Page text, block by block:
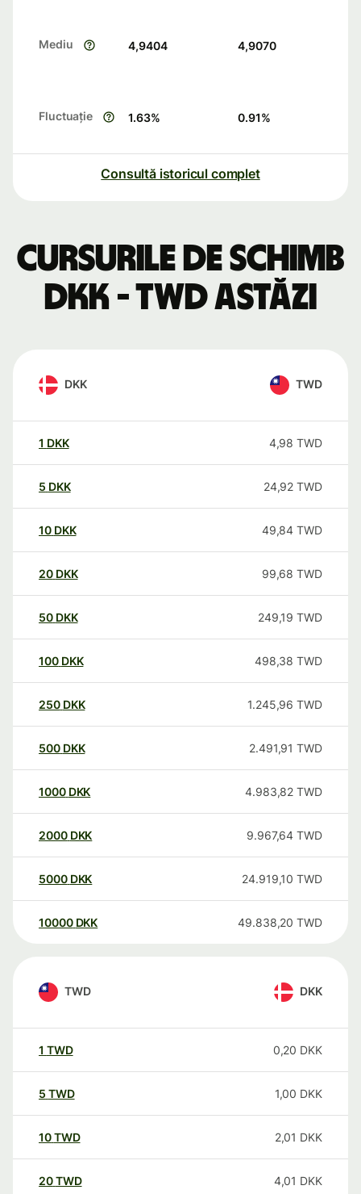
Mediu 4,9404 4,9070
Fluctuație 1.63% 0.91%
Consultă istoricul complet
Cursurile de schimb
DKK - TWD astăzi
DKK TWD
1 DKK 4,98 TWD
5 DKK 24,92 TWD
10 DKK 49,84 TWD
20 DKK 99,68 TWD
50 DKK 249,19 TWD
100 DKK 498,38 TWD
250 DKK 1.245,96 TWD
500 DKK 2.491,91 TWD
1000 DKK 4.983,82 TWD
2000 DKK 9.967,64 TWD
5000 DKK 24.919,10 TWD
10000 DKK 49.838,20 TWD
TWD DKK
1 TWD 0,20 DKK
5 TWD 1,00 DKK
10TWD 2,01 DKK
20TWD 4,01 DKK